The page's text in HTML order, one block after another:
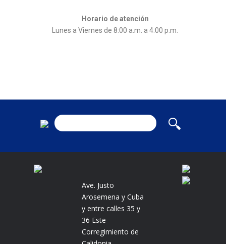
Horario de atención
Lunes a Viernes de 8:00 a.m. a 4:00 p.m.
Ave. Justo
Arosemena y Cuba
y entre calles 35 y
36 Este
Corregimiento de